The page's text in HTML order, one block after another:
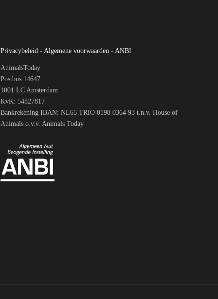
Privacybeleid - Algemene voorwaarden - ANBI
AnimalsToday
Postbus 14647
1001 LC Amsterdam
KvK: 54827817
Bankrekening IBAN: NL65 TRIO 0198 0364 93 t.n.v. House of
Animals o.v.v. Animals Today